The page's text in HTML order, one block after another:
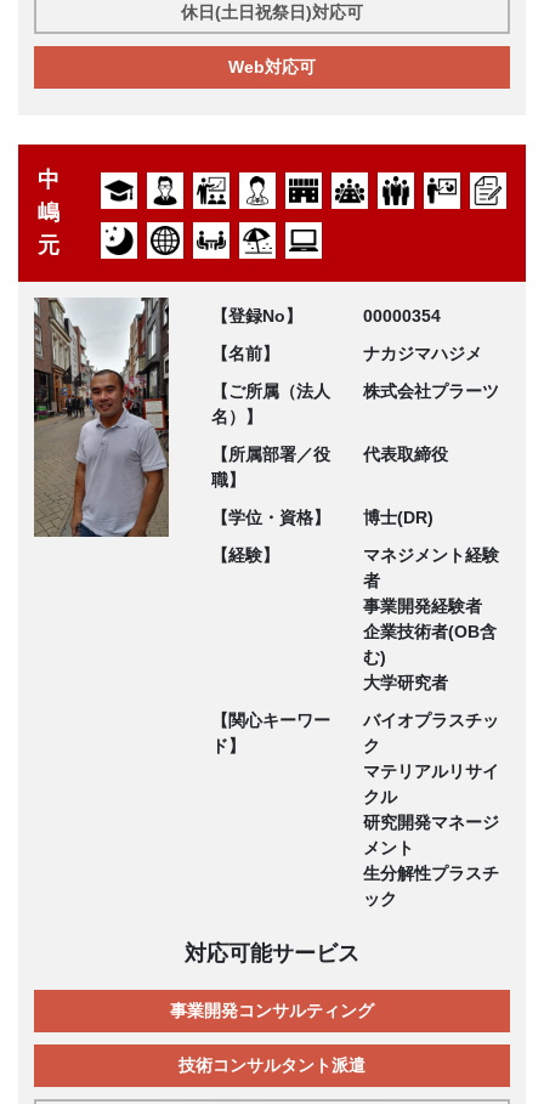
休日(土日祝祭日)対応可
Web対応可
中
嶋
元
【登録No】
00000354
【名前】
ナカジマハジメ
【ご所属（法人
名）】
株式会社プラーツ
【所属部署／役
職】
代表取締役
【学位・資格】
博士(DR)
【経験】
マネジメント経験
者
事業開発経験者
企業技術者(OB含
む)
大学研究者
【関心キーワー
ド】
バイオプラスチッ
ク
マテリアルリサイ
クル
研究開発マネージ
メント
生分解性プラスチ
ック
対応可能サービス
事業開発コンサルティング
技術コンサルタント派遣